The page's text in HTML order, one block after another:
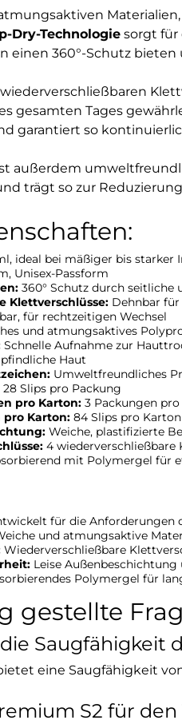
Dry-Technologie sorgt für
einen 360°-Schutz
gesamten Tages
garantiert so
außerdem
trägt so zur
ideal bei mäßiger bis starker
Unisex-Passform
360° Schutz durch seitliche
Klettverschlüsse: Dehnbar
für rechtzeitigen Wechsel
und atmungsaktives
Schnelle Aufnahme zur
Haut
Umweltfreundliches
28 Slips pro Packung
pro Karton: 3 Packungen
pro Karton: 84 Slips pro Karton
Weiche, plastifizierte
4 wiederverschließbare
mit Polymergel für
für die Anforderungen
und atmungsaktive
Wiederverschließbare
Leise
Polymergel für
gestellte
Saugfähigkeit
eine Saugfähigkeit
S2 für